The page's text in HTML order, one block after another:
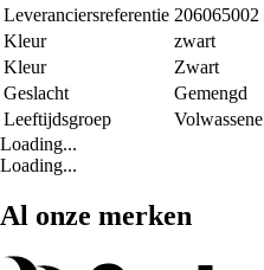
Leveranciersreferentie 206065002
Kleur
zwart
Kleur
Zwart
Geslacht
Gemengd
Leeftijdsgroep
Volwassene
Loading...
Loading...
Al onze merken